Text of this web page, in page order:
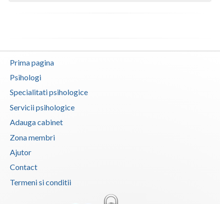
Valcea
Vaslui
Vrancea
Prima pagina
Psihologi
Specialitati psihologice
Servicii psihologice
Adauga cabinet
Zona membri
Ajutor
Contact
Termeni si conditii